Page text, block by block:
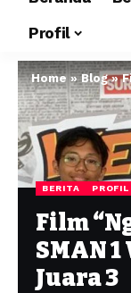
Profil
Home »Blog»
BERITA PROFIL
Film
SMAN
Juara 3